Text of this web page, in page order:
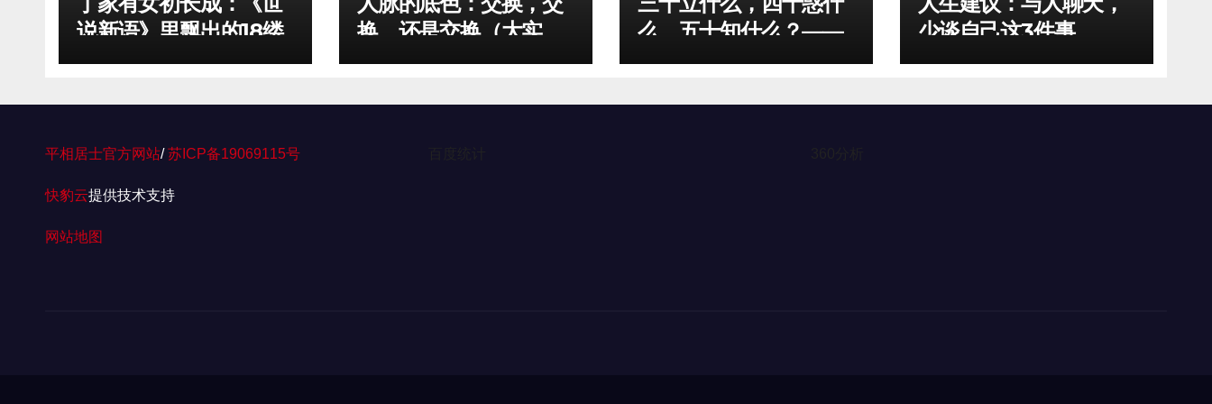
说新语》里飘出的18缕
魏晋香风——丁姓女孩
换，还是交换（大实
话）
么，五十知什么？——
平相居士
少谈自己这3件事
平相居士官方网站/苏ICP备19069115号
快豹云提供技术支持
网站地图